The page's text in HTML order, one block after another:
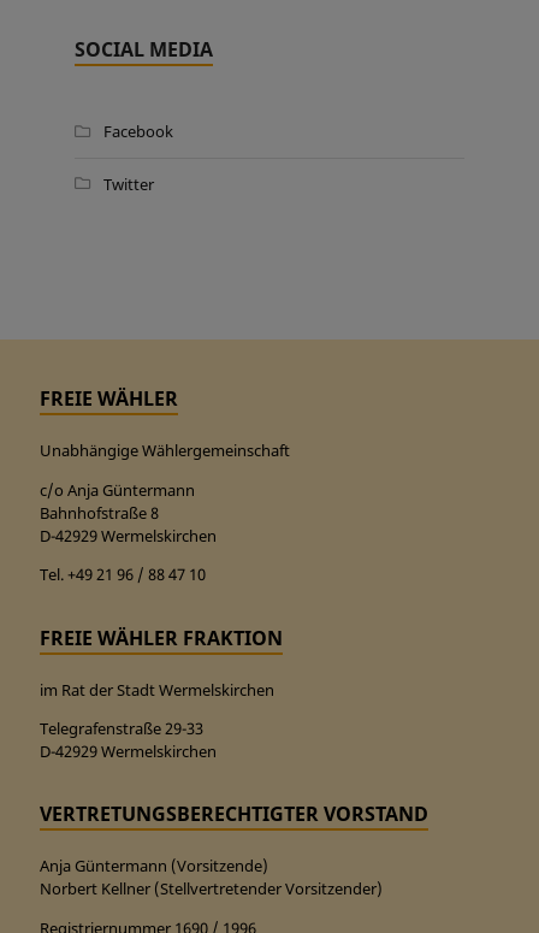
SOCIAL MEDIA
Facebook
Twitter
FREIE WÄHLER
Unabhängige Wählergemeinschaft
c/o Anja Güntermann
Bahnhofstraße 8
D-42929 Wermelskirchen
Tel. +49 21 96 / 88 47 10
FREIE WÄHLER FRAKTION
im Rat der Stadt Wermelskirchen
Telegrafenstraße 29-33
D-42929 Wermelskirchen
VERTRETUNGSBERECHTIGTER VORSTAND
Anja Güntermann (Vorsitzende)
Norbert Kellner (Stellvertretender Vorsitzender)
Registriernummer 1690 / 1996